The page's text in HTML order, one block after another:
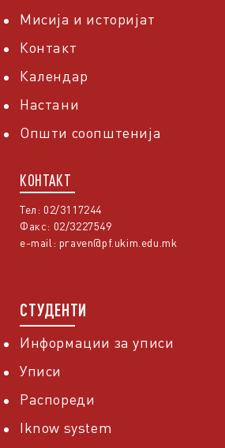
Мисија и историјат
Контакт
Календар
Настани
Општи соопштенија
КОНТАКТ
Тел: 02/3117244
Факс: 02/3227549
e-mail: praven@pf.ukim.edu.mk
СТУДЕНТИ
Информации за уписи
Уписи
Распореди
Iknow system